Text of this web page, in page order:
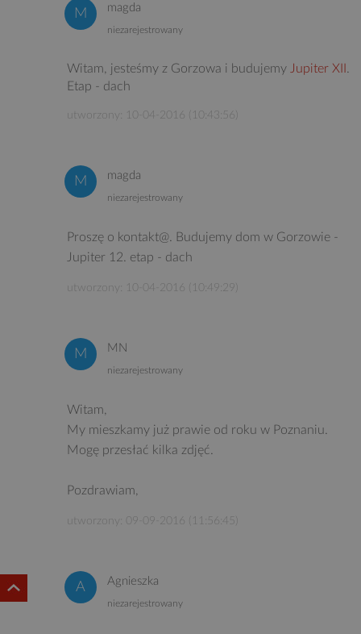
magda
niezarejestrowany
Witam, jesteśmy z Gorzowa i budujemy Jupiter XII
Etap - dach
utworzony: 10-04-2016 (10:43:56)
magda
niezarejestrowany
Proszę o kontakt@. Budujemy dom w Gorzowie -
Jupiter 12. etap - dach
utworzony: 10-04-2016 (10:49:29)
MN
niezarejestrowany
Witam,
My mieszkamy już prawie od roku w Poznaniu.
Mogę przesłać kilka zdjęć.
Pozdrawiam,
utworzony: 09-09-2016 (11:56:45)
Agnieszka
niezarejestrowany